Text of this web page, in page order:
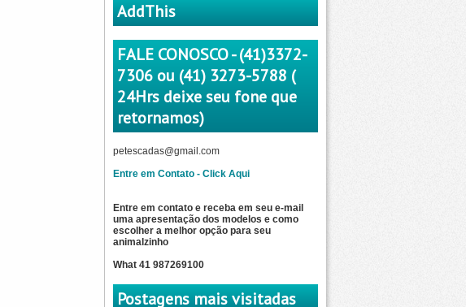
AddThis
FALE CONOSCO - (41)3372-
7306 ou (41) 3273-5788 (
24Hrs deixe seu fone que
retornamos)
petescadas@gmail.com
Entre em Contato - Click Aqui
Entre em contato e receba em seu e-mail
uma apresentação dos modelos e como
escolher a melhor opção para seu
animalzinho
What 41 987269100
Postagens mais visitadas